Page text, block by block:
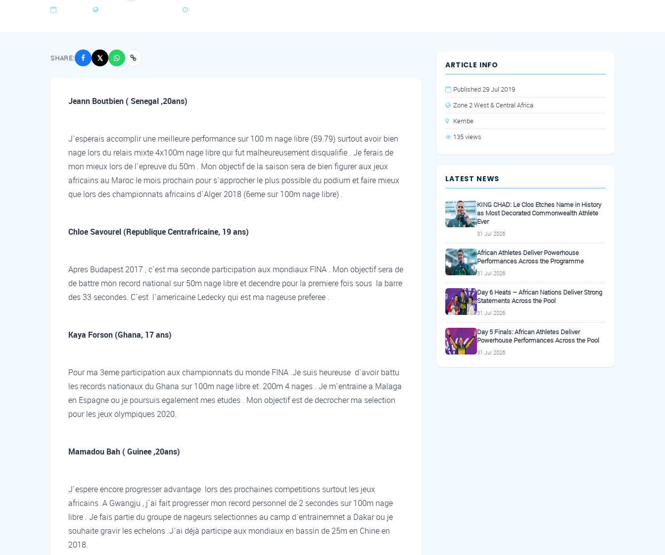
SHARE: 𝕏
Jeann Boutbien ( Senegal ,20ans)
J`esperais accomplir une meilleure performance sur 100 m nage libre (59.79) surtout avoir bien
nage lors du relais mixte 4x100m nage libre qui fut malheureusement disqualifie . Je ferais de
mon mieux lors de l`epreuve du 50m . Mon objectif de la saison sera de bien figurer aux jeux
africains au Maroc le mois prochain pour s`approcher le plus possible du podium et faire mieux
que lors des championnats africains d`Alger 2018 (6eme sur 100m nage libre) .
Chloe Savourel (Republique Centrafricaine, 19 ans)
Apres Budapest 2017 , c`est ma seconde participation aux mondiaux FINA . Mon objectif sera de
de battre mon record national sur 50m nage libre et decendre pour la premiere fois sous la barre
des 33 secondes. C`est l`americaine Ledecky qui est ma nageuse preferee .
Kaya Forson (Ghana, 17 ans)
Pour ma 3eme participation aux championnats du monde FINA .Je suis heureuse d`avoir battu
les records nationaux du Ghana sur 100m nage libre et 200m 4 nages . Je m`entraine a Malaga
en Espagne ou je poursuis egalement mes etudes . Mon objectif est de decrocher ma selection
pour les jeux olympiques 2020.
Mamadou Bah ( Guinee ,20ans)
J`espere encore progresser advantage lors des prochaines competitions surtout les jeux
africains .A Gwangju , j`ai fait progresser mon record personnel de 2 secondes sur 100m nage
libre . Je fais partie du groupe de nageurs selectionnes au camp d`entrainemnet a Dakar ou je
souhaite gravir les echelons .J`ai déjà participe aux mondiaux en bassin de 25m en Chine en
2018.
ARTICLE INFO
Published 29 Jul 2019
Zone 2 West & Central Africa
Kembe
135 views
LATEST NEWS
KING CHAD: Le Clos Etches Name in History
as Most Decorated Commonwealth Athlete
Ever
31 Jul 2026
African Athletes Deliver Powerhouse
Performances Across the Programme
31 Jul 2026
Day 6 Heats – African Nations Deliver Strong
Statements Across the Pool
31 Jul 2026
Day 5 Finals: African Athletes Deliver
Powerhouse Performances Across the Pool
31 Jul 2026